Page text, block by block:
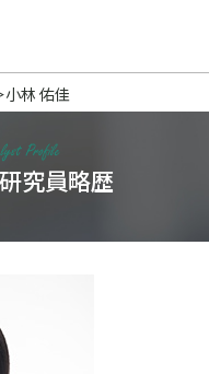
小林 佑佳
究員略歴